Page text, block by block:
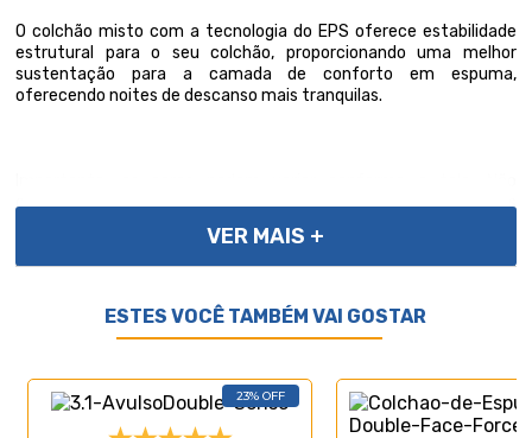
O colchão misto com a tecnologia do EPS oferece estabilidade
estrutural para o seu colchão, proporcionando uma melhor
sustentação para a camada de conforto em espuma,
oferecendo noites de descanso mais tranquilas.
oferecemos montagem; recomendamos profissionais
qualificados. Confira as dimensões para transporte em
elevadores e passagens. Não transportamos por meios especiais.
Por se tratar de um produto de uso íntimo e pessoal, só
embalagem do produto não for violada.
VER MAIS +
ESTES VOCÊ TAMBÉM VAI GOSTAR
23% OFF